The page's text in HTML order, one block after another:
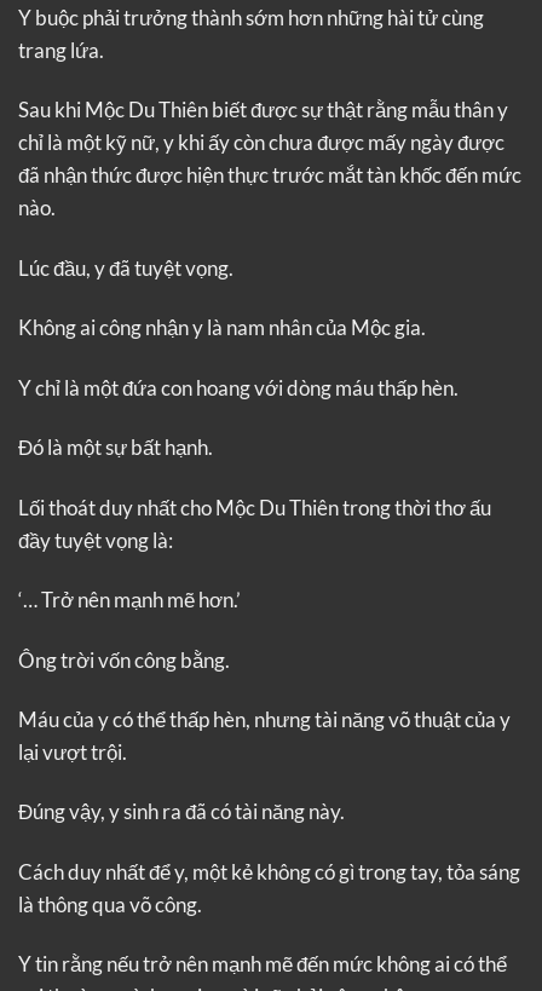
Y buộc phải trưởng thành sớm hơn những hài tử cùng
trang lứa.
Sau khi Mộc Du Thiên biết được sự thật rằng mẫu thân y
chỉ là một kỹ nữ, y khi ấy còn chưa được mấy ngày được
đã nhận thức được hiện thực trước mắt tàn khốc đến mức
nào.
Lúc đầu, y đã tuyệt vọng.
Không ai công nhận y là nam nhân của Mộc gia.
Y chỉ là một đứa con hoang với dòng máu thấp hèn.
Đó là một sự bất hạnh.
Lối thoát duy nhất cho Mộc Du Thiên trong thời thơ ấu
đầy tuyệt vọng là:
‘… Trở nên mạnh mẽ hơn.’
Ông trời vốn công bằng.
Máu của y có thể thấp hèn, nhưng tài năng võ thuật của y
lại vượt trội.
Đúng vậy, y sinh ra đã có tài năng này.
Cách duy nhất để y, một kẻ không có gì trong tay, tỏa sáng
là thông qua võ công.
Y tin rằng nếu trở nên mạnh mẽ đến mức không ai có thể